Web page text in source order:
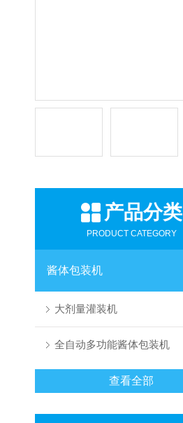
产品分类
PRODUCT CATEGORY
酱体包装机
大剂量灌装机
全自动多功能酱体包装机
查看全部